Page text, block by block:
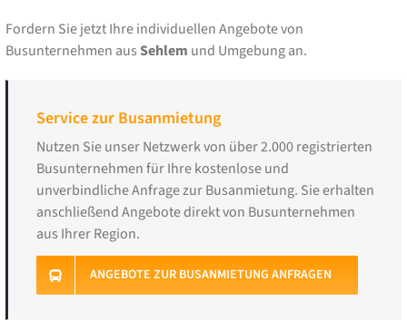
Fordern Sie jetzt Ihre individuellen Angebote von
Busunternehmen ausSehlem und Umgebung an.
Service zur Busanmietung
Nutzen Sie unser Netzwerk von über 2.000 registrierten
Busunternehmen für Ihre kostenlose und
unverbindliche Anfrage zur Busanmietung. Sie erhalten
anschließend Angebote direkt von Busunternehmen
aus Ihrer Region.
ANGEBOTE ZUR BUSANMIETUNG ANFRAGEN